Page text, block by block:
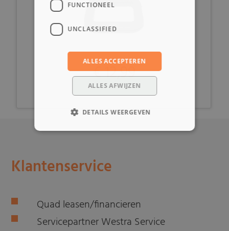
€ 12,99
Klantenservice
Quad leasen/financieren
Servicepartner Westra Service
FUNCTIONEEL
UNCLASSIFIED
ALLES ACCEPTEREN
ALLES AFWIJZEN
DETAILS WEERGEVEN